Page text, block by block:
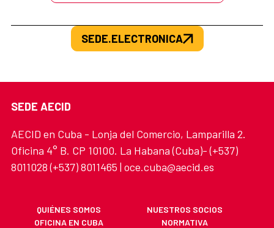
SEDE.ELECTRONICA
SEDE AECID
AECID en Cuba - Lonja del Comercio, Lamparilla 2.
Oficina 4° B. CP 10100. La Habana (Cuba)- (+537)
8011028 (+537) 8011465 | oce.cuba@aecid.es
QUIÉNES SOMOS
NUESTROS SOCIOS
OFICINA EN CUBA
NORMATIVA